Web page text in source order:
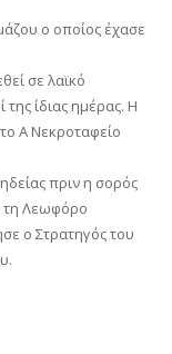
ο οποίος έχασε
σε λαϊκό
ίδιας ημέρας. Η
Α Νεκροταφείο
πριν η σορός
τη Λεωφόρο
ο Στρατηγός του